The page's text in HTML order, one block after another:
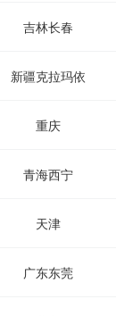
吉林长春
新疆克拉玛依
重庆
青海西宁
天津
广东东莞